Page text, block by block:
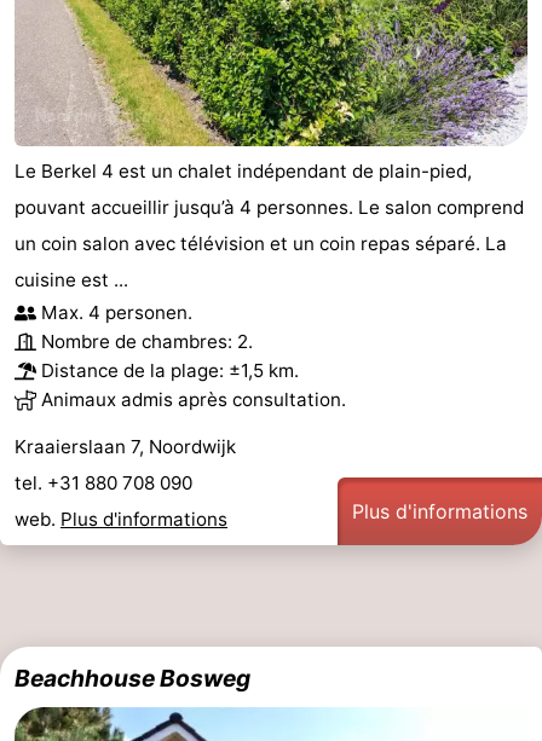
Le Berkel 4 est un chalet indépendant de plain-pied,
pouvant accueillir jusqu’à 4 personnes. Le salon comprend
un coin salon avec télévision et un coin repas séparé. La
cuisine est ...
Max. 4 personen.
Nombre de chambres: 2.
Distance de la plage: ±1,5 km.
Animaux admis après consultation.
Kraaierslaan 7, Noordwijk
tel. +31 880 708 090
web. Plus d'informations Plus d'informations
Beachhouse Bosweg